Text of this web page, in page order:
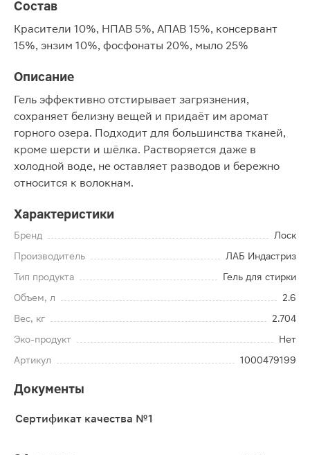
Состав
Красители 10%, НПАВ 5%, АПАВ 15%, консервант
15%, энзим 10%, фосфонаты 20%, мыло 25%
Описание
Гель эффективно отстирывает загрязнения,
сохраняет белизну вещей и придаёт им аромат
горного озера. Подходит для большинства тканей,
кроме шерсти и шёлка. Растворяется даже в
холодной воде, не оставляет разводов и бережно
относится к волокнам.
Характеристики
Бренд
Лоск
Производитель
ЛАБ Индастриз
Тип продукта
Гель для стирки
Объем, л
2.6
Вес, кг
2.704
Эко-продукт
Нет
Артикул
1000479199
Документы
Сертификат качества №1